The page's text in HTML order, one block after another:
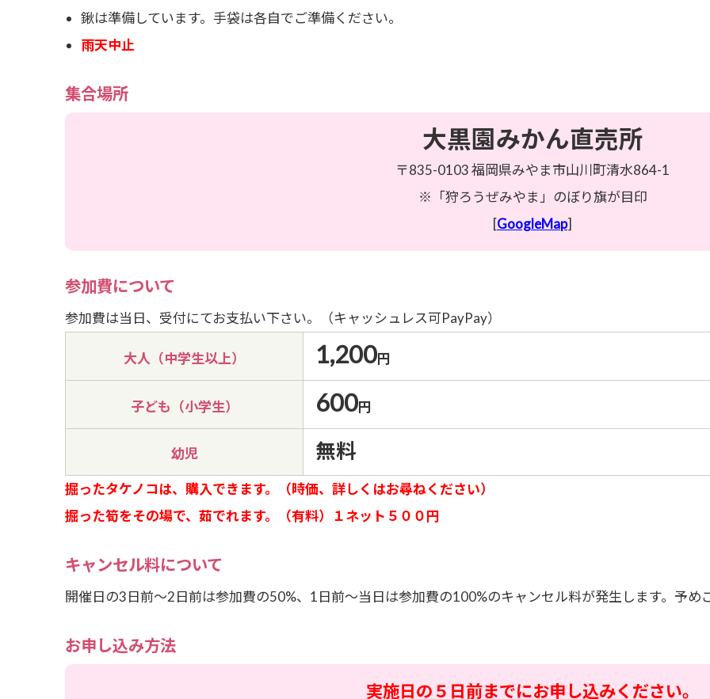
鍬は準備しています。手袋は各自でご準備ください。
雨天中止
集合場所
大黒園みかん直売所
〒835-0103 福岡県みやま市山川町清水864-1
※「狩ろうぜみやま」のぼり旗が目印
[GoogleMap]
参加費について
参加費は当日、受付にてお支払い下さい。（キャッシュレス可PayPay）
大人（中学生以上） 1,200円
子ども（小学生） 600円
幼児 無料
掘ったタケノコは、購入できます。（時価、詳しくはお尋ねください）
掘った筍をその場で、茹でれます。（有料）１ネット５００円
キャンセル料について
開催日の3日前～2日前は参加費の50%、1日前～当日は参加費の100%のキャンセル料が発生します。予め
お申し込み方法
実施日の５日前までにお申し込みください。